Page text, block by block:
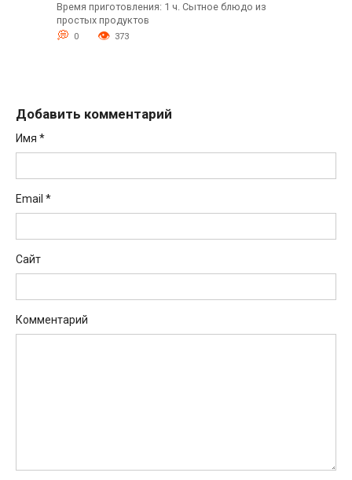
Время приготовления: 1 ч. Сытное блюдо из
простых продуктов
0 373
Добавить комментарий
Имя *
Email *
Сайт
Комментарий